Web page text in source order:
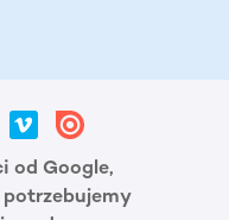
od Google,